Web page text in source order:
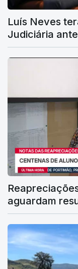
Luís Neves
Judiciária
aguardam